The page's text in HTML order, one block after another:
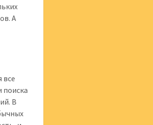
А
все
поиска
В